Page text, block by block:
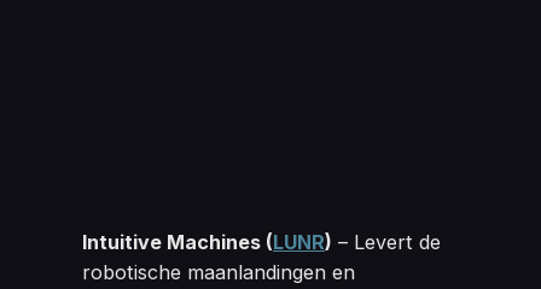
Intuitive Machines (LUNR) – Levert de
robotische maanlandingen en